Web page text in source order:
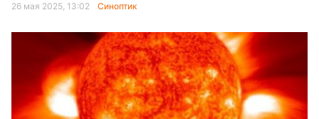
26 мая 2025, 13:02 Синоптик